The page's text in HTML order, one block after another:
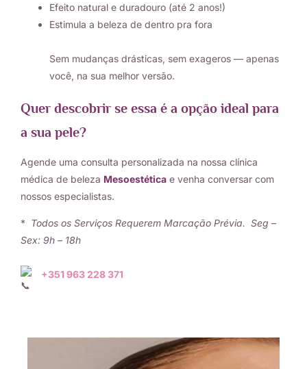
Efeito natural e duradouro (até 2 anos!)
Estimula a beleza de dentro pra fora
Sem mudanças drásticas, sem exageros — apenas
você, na sua melhor versão.
Quer descobrir se essa é a opção ideal para
a sua pele?
Agende uma consulta personalizada na nossa clínica
médica de beleza Mesoestética e venha conversar com
nossos especialistas.
* Todos os Serviços Requerem Marcação Prévia. Seg –
Sex: 9h – 18h
+351 963 228 371